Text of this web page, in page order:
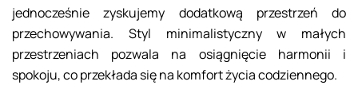
jednocześnie zyskujemy dodatkową przestrzeń do
przechowywania. Styl minimalistyczny w małych
przestrzeniach pozwala na osiągnięcie harmonii i
spokoju, co przekłada się na komfort życia codziennego.